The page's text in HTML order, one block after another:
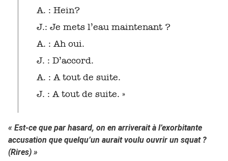
A. : Hein?
J.: Je mets l’eau maintenant ?
A. : Ah oui.
J. : D’accord.
A. : A tout de suite.
J. : A tout de suite. »
« Est-ce que par hasard, on en arriverait à l’exorbitante
accusation que quelqu’un aurait voulu ouvrir un squat ?
(Rires) »